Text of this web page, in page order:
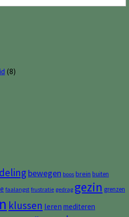
(8)
bewegen boos brein buiten
faalangst frustratie gedrag gezin grenzen
klussen leren mediteren